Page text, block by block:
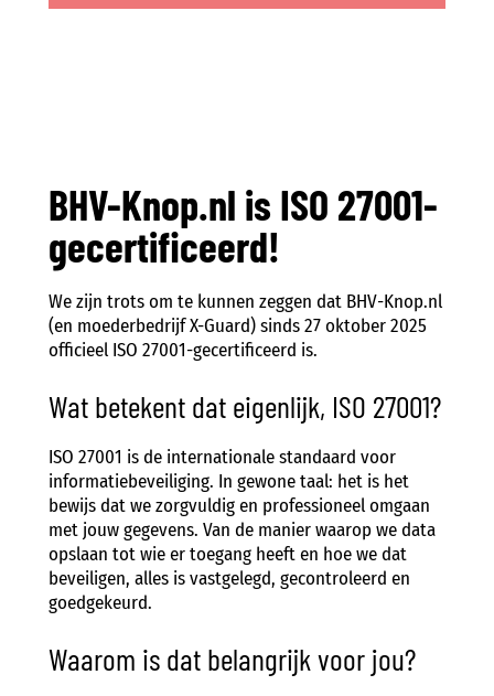
BHV-Knop.nl is ISO 27001-
gecertificeerd!
We zijn trots om te kunnen zeggen dat BHV-Knop.nl
(en moederbedrijf X-Guard) sinds 27 oktober 2025
officieel ISO 27001-gecertificeerd is.
Wat betekent dat eigenlijk, ISO 27001?
ISO 27001 is de internationale standaard voor
informatiebeveiliging. In gewone taal: het is het
bewijs dat we zorgvuldig en professioneel omgaan
met jouw gegevens. Van de manier waarop we data
opslaan tot wie er toegang heeft en hoe we dat
beveiligen, alles is vastgelegd, gecontroleerd en
goedgekeurd.
Waarom is dat belangrijk voor jou?